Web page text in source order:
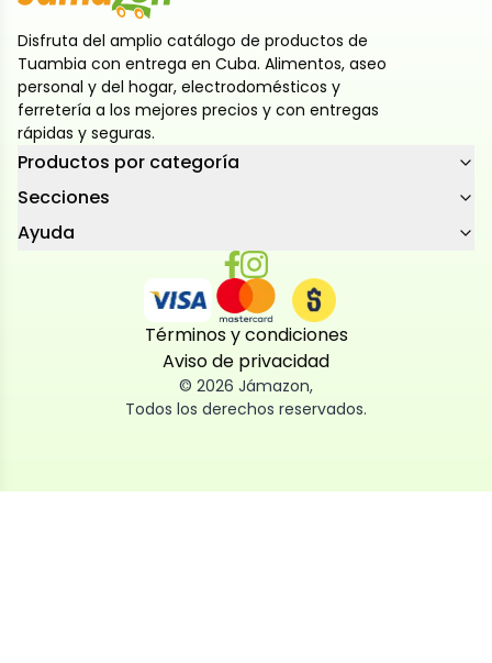
Disfruta del amplio catálogo de productos de
Tuambia con entrega en Cuba. Alimentos, aseo
personal y del hogar, electrodomésticos y
ferretería a los mejores precios y con entregas
rápidas y seguras.
Productos por categoría
Secciones
Ayuda
Términos y condiciones
Aviso de privacidad
© 2026 Jámazon,
Todos los derechos reservados.